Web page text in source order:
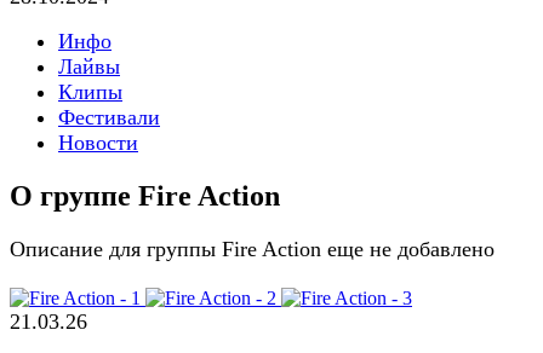
Инфо
Лайвы
Клипы
Фестивали
Новости
О группе Fire Action
Описание для группы Fire Action еще не добавлено
21.03.26